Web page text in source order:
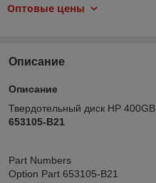
Оптовые цены
Описание
Описание
Твердотельный диск HP
653105-B21
Part Numbers
Option Part 653105-B21